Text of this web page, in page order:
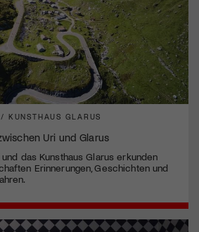
KUNSTHAUS GLARUS
Uri und Glarus
das Kunsthaus Glarus erkunden
Erinnerungen, Geschichten und